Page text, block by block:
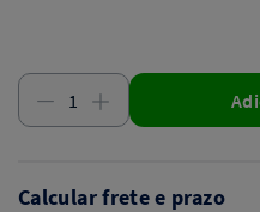
Calcular frete e prazo